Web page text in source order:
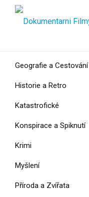
Geografie a Cestování
Historie a Retro
Katastrofické
Konspirace a Spiknutí
Krimi
Myšlení
Příroda a Zvířata